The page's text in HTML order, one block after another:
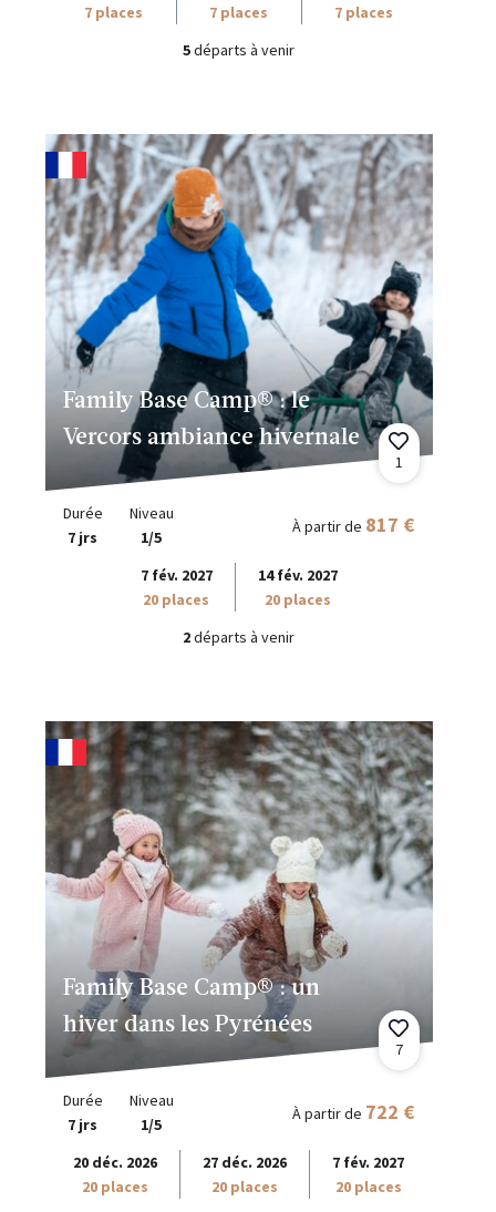
7 places 7 places
7 places
5départs à venir
Family Base Camp® : le
Vercors ambiance hivernale
1
Durée
7 jrs
Niveau
1/5
À partir de 817 €
7 fév. 2027
20 places
14 fév. 2027
20 places
2départs à venir
Family Base Camp® : un
hiver dans les Pyrénées
7
Durée
7 jrs
Niveau
1/5
À partir de 722 €
20 déc. 2026
20 places
27 déc. 2026
20 places
7 fév. 2027
20 places